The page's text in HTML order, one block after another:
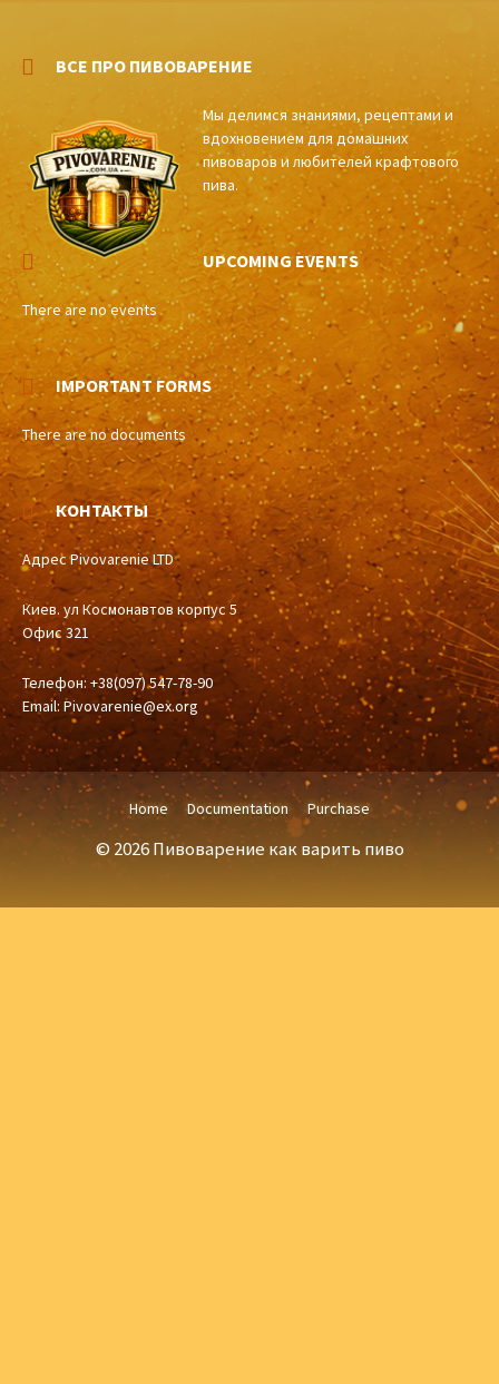
ВСЕ ПРО ПИВОВАРЕНИЕ
Мы делимся знаниями, рецептами и
вдохновением для домашних
пивоваров и любителей крафтового
пива.
UPCOMING EVENTS
There are no events
IMPORTANT FORMS
There are no documents
КОНТАКТЫ
Адрес Pivovarenie LTD
Киев. ул Космонавтов корпус 5
Офис 321
Телефон: +38(097) 547-78-90
Email: Pivovarenie@ex.org
Home Documentation Purchase
© 2026 Пивоварение как варить пиво